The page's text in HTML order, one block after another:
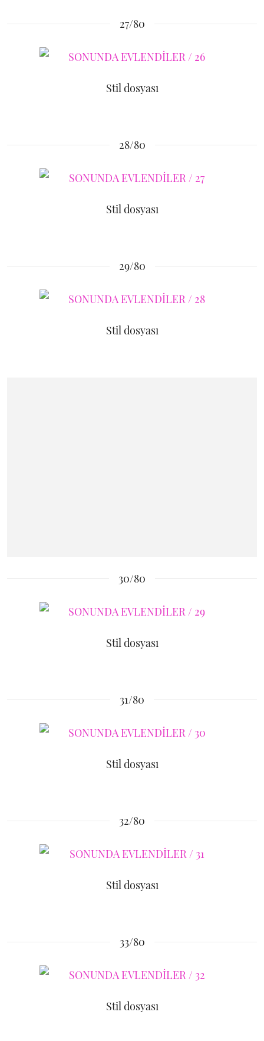
27/80
Stil dosyası
28/80
Stil dosyası
29/80
Stil dosyası
30/80
Stil dosyası
31/80
Stil dosyası
32/80
Stil dosyası
33/80
Stil dosyası